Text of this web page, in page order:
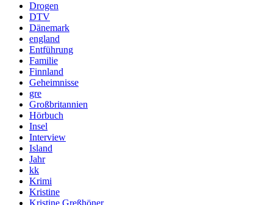
Drogen
DTV
Dänemark
england
Entführung
Familie
Finnland
Geheimnisse
gre
Großbritannien
Hörbuch
Insel
Interview
Island
Jahr
kk
Krimi
Kristine
Kristine Greßhöner